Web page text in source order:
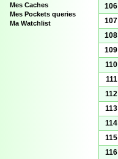
Mes Caches
Mes Pockets queries
Ma Watchlist
106
107
108
109
110
111
112
113
114
115
116